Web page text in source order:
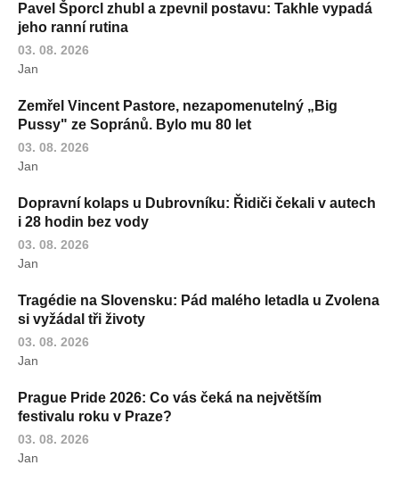
Pavel Šporcl zhubl a zpevnil postavu: Takhle vypadá
jeho ranní rutina
03. 08. 2026
Jan
Zemřel Vincent Pastore, nezapomenutelný „Big
Pussy" ze Sopránů. Bylo mu 80 let
03. 08. 2026
Jan
Dopravní kolaps u Dubrovníku: Řidiči čekali v autech
i 28 hodin bez vody
03. 08. 2026
Jan
Tragédie na Slovensku: Pád malého letadla u Zvolena
si vyžádal tři životy
03. 08. 2026
Jan
Prague Pride 2026: Co vás čeká na největším
festivalu roku v Praze?
03. 08. 2026
Jan